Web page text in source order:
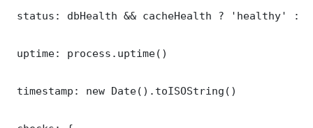
status: dbHealth && cacheHealth ? 'healthy' :
uptime: process.uptime()
timestamp: new Date().toISOString()